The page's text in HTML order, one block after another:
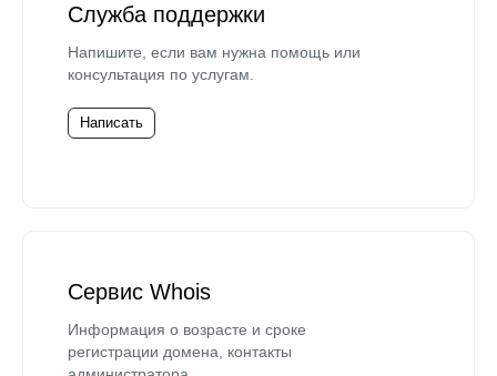
Служба поддержки
Напишите, если вам нужна помощь или
консультация по услугам.
Написать
Сервис Whois
Информация о возрасте и сроке
регистрации домена, контакты